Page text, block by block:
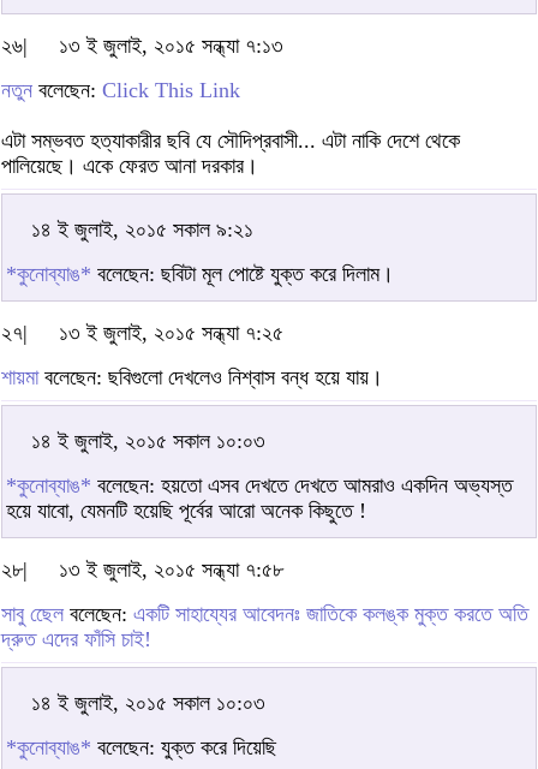
২৬|
১৩ ই জুলাই, ২০১৫ সন্ধ্যা ৭:১৩
নতুন বলেছেন: Click This Link
এটা সম্ভবত হত্যাকারীর ছবি যে সৌদিপ্রবাসী... এটা নাকি দেশে থেকে
পালিয়েছে। একে ফেরত আনা দরকার।
১৪ ই জুলাই, ২০১৫ সকাল ৯:২১
*কুনোব্যাঙ* বলেছেন: ছবিটা মূল পোষ্টে যুক্ত করে দিলাম।
২৭|
১৩ ই জুলাই, ২০১৫ সন্ধ্যা ৭:২৫
শায়মাবলেছেন: ছবিগুলো দেখলেও নিশ্বাস বন্ধ হয়ে যায়।
১৪ ই জুলাই, ২০১৫ সকাল ১০:০৩
*কুনোব্যাঙ* বলেছেন: হয়তো এসব দেখতে দেখতে আমরাও একদিন অভ্যস্ত
হয়ে যাবো, যেমনটি হয়েছি পূর্বের আরো অনেক কিছুতে !
২৮|
১৩ ই জুলাই, ২০১৫ সন্ধ্যা ৭:৫৮
সাবু ছেেল বলেছেন: একটি সাহায্যের আবেদনঃ জাতিকে কলঙ্ক মুক্ত করতে অতি
দ্রুত এদের ফাঁসি চাই!
১৪ ই জুলাই, ২০১৫ সকাল ১০:০৩
*কুনোব্যাঙ* বলেছেন: যুক্ত করে দিয়েছি